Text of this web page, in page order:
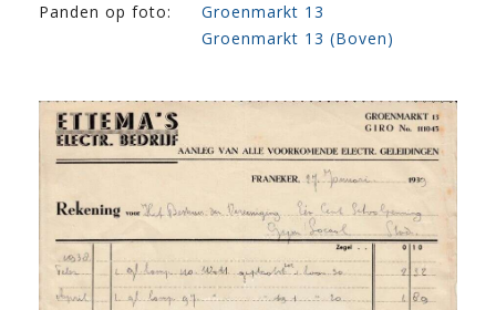
Panden op foto:
Groenmarkt 13
Groenmarkt 13 (Boven)